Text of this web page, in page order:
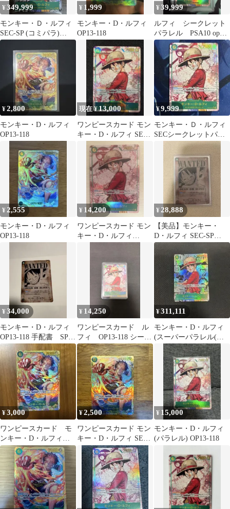
¥349,999
モンキー・Ｄ・ルフィ
SEC-SP (コミパラ)
[OP13-118]
¥ 1,999
モンキー・D・ルフィ
OP13-118
¥39,999
ルフィ シークレット
パラレル PSA10 op13-
118 受け継がれる意志
¥2,800
モンキー・D・ルフィ
OP13-118
現在 ¥13,000
ワンピースカード モン
キー・D・ルフィ SEC
パラレル OP13-118
¥9,999
モンキー・Ｄ・ルフィ
SECシークレットパラ
レル OP13-118
¥ 2,555
モンキー・D・ルフィ
OP13-118
¥ 14,200
ワンピースカード モン
キー・D・ルフィ
¥ 28,888
【美品】モンキー・
D・ルフィ SEC-SP
OP13 手配書 受け継が
れる意志
¥34,000
モンキー・D・ルフィ
OP13-118 手配書 SP-
SEC
¥ 14,250
ワンピースカード ル
フィ OP13-118 シーク
レットパラレル
¥311,111
モンキー・D・ルフィ
(スーパーパラレル(コ
ミパラ)) OP13-118
¥3,000
ワンピースカード モ
ンキー・D・ルフィ
SEC OP13-118
¥2,500
ワンピースカード モン
キー・D・ルフィ SEC
OP13-118
¥ 15,000
モンキー・D・ルフィ
(パラレル) OP13-118